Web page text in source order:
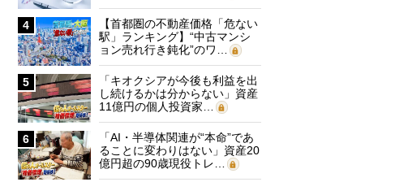
4
【首都圏の不動産価格「危ない
駅」ランキング】“中古マンシ
ョン売れ行き鈍化”のワ…
5
「キオクシアが今後も利益を出
し続けるかは分からない」資産
11億円の個人投資家…
6
「AI・半導体関連が“本命”であ
ることに変わりはない」資産20
億円超の90歳現役トレ…